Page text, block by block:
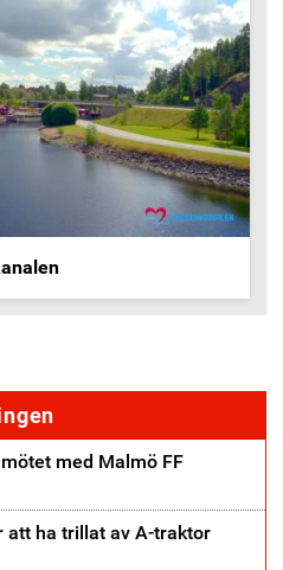
med Malmö FF
att ha trillat av A-traktor